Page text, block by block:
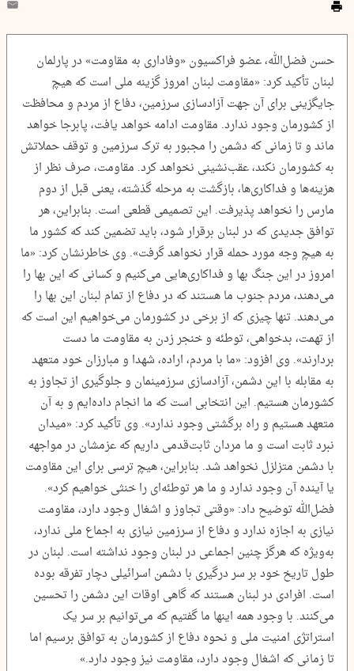
حسن فضل‌الله، عضو فراکسیون «وفاداری به مقاومت» در پارلمان
لبنان تأکید کرد: «مقاومت لبنان امروز گزینه ملی است که هیچ
جایگزینی برای آن جهت آزادسازی سرزمین، دفاع از مردم و محافظت
از کشورمان وجود ندارد. مقاومت ادامه خواهد یافت، پابرجا خواهد
ماند و تا زمانی که دشمن را مجبور به ترک سرزمین و توقف حملاتش
به کشورمان نکند، عقب‌نشینی نخواهد کرد. مقاومت، صرف نظر از
هزینه‌ها و فداکاری‌ها، بازگشت به مرحله گذشته، یعنی قبل از دوم
مارس را نخواهد پذیرفت. این تصمیمی قطعی است. بنابراین، هر
توافق جدیدی که در لبنان برقرار شود، باید تضمین کند که کشور ما
به هیچ وجه مورد حمله قرار نخواهد گرفت». وی خاطرنشان کرد: «ما
امروز در این جنگ بها و فداکاری‌هایی می‌کنیم و کسانی که این بها را
می‌دهند، مردم جنوب ما هستند که در دفاع از تمام لبنان این بها را
می‌دهند. تنها چیزی که از برخی در کشورمان می‌خواهیم این است که
از تهمت، بدخواهی، توطئه و خنجر زدن به مقاومت ما دست
بردارند». وی افزود: «ما با مردم، اراده، شهدا و مبارزان خود متعهد
به مقابله با این دشمن، آزادسازی سرزمینمان و جلوگیری از تجاوز به
کشورمان هستیم. این انتخابی است که ما انجام داده‌ایم و به آن
متعهد هستیم و راه برگشتی وجود ندارد». وی تأکید کرد: «میدان
نبرد ثابت است و ما مردان ثابت‌قدمی داریم که عزمشان در مواجهه
با دشمن متزلزل نخواهد شد. بنابراین، هیچ ترسی برای این مقاومت
یا آینده آن وجود ندارد و ما هر توطئه‌ای را خنثی خواهیم کرد».
فضل‌الله توضیح داد: «وقتی تجاوز و اشغال وجود دارد، مقاومت
نیازی به اجازه ندارد و دفاع از سرزمین نیازی به اجماع ملی ندارد،
به‌ویژه که هرگز چنین اجماعی در لبنان وجود نداشته است. لبنان در
طول تاریخ خود بر سر درگیری با دشمن اسرائیلی دچار تفرقه بوده
است. افرادی در لبنان هستند که گاهی اوقات این دشمن را تحسین
می‌کنند. با وجود همه اینها ما گفتیم که می‌توانیم بر سر یک
استراتژی امنیت ملی و نحوه دفاع از کشورمان به توافق برسیم اما
تا زمانی که اشغال وجود دارد، مقاومت نیز وجود دارد.»